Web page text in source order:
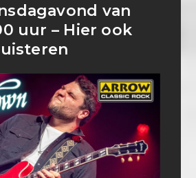
van
uur – Hier ook